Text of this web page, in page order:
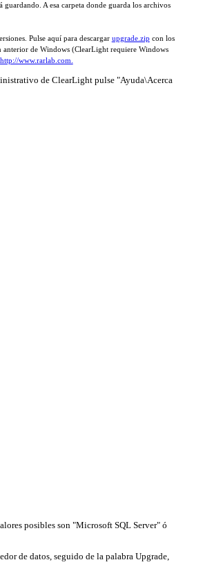
A esa carpeta donde guarda los archivos
Pulse aquí para descargar upgrade.zip con los
anterior de Windows (ClearLight requiere Windows
http://www.rarlab.com.
de ClearLight pulse "Ayuda\Acerca
posibles son "Microsoft SQL Server" ó
de datos, seguido de la palabra Upgrade,